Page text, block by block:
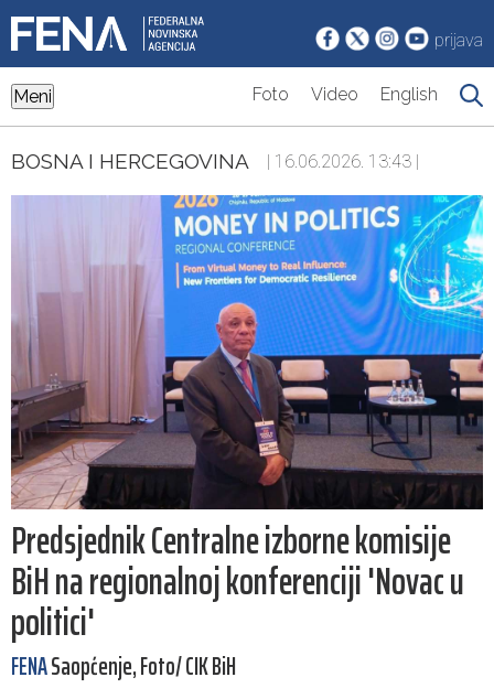
prijava
Meni Foto Video English
BOSNA I HERCEGOVINA | 16.06.2026. 13:43 |
Predsjednik Centralne izborne komisije
BiH na regionalnoj konferenciji 'Novac u
politici'
FENASaopćenje, Foto/ CIK BiH